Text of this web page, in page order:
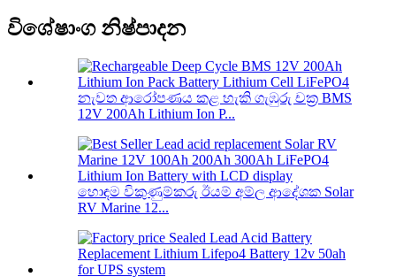
විශේෂාංග නිෂ්පාදන
නැවත ආරෝපණය කළ හැකි ගැඹුරු චක්‍ර BMS
12V 200Ah Lithium Ion P...
හොඳම විකුණුම්කරු ඊයම් අම්ල ආදේශක Solar
RV Marine 12...